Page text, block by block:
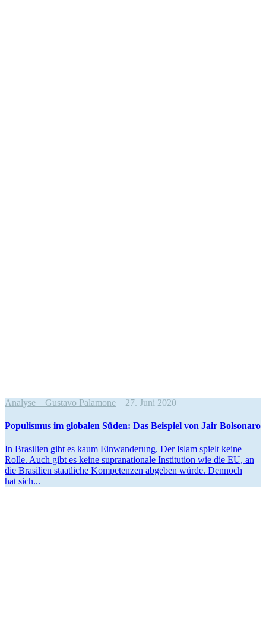
Analyse Gustavo Palamone 27. Juni 2020
Populismus im globalen Süden: Das Beispiel von Jair Bolsonaro
In Brasilien gibt es kaum Einwan­derung. Der Islam spielt keine
Rolle. Auch gibt es keine supra­na­tionale Insti­tution wie die EU, an
die Brasilien staat­liche Kompe­tenzen abgeben würde. Dennoch
hat sich...